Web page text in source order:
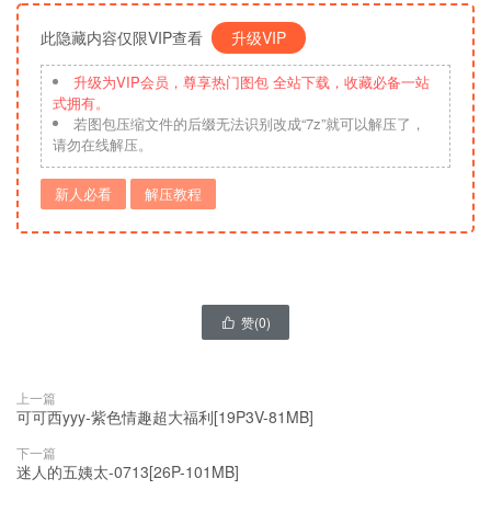
此隐藏内容仅限VIP查看 升级VIP
升级为VIP会员，尊享热门图包 全站下载，收藏必备一站
式拥有。
若图包压缩文件的后缀无法识别改成“7z”就可以解压了，
请勿在线解压。
新人必看 解压教程
 赞(0)
上一篇
可可西yyy-紫色情趣超大福利[19P3V-81MB]
下一篇
迷人的五姨太-0713[26P-101MB]